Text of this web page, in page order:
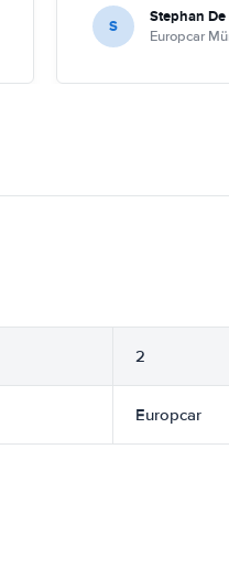
S Stephan
Europcar
2
Europcar